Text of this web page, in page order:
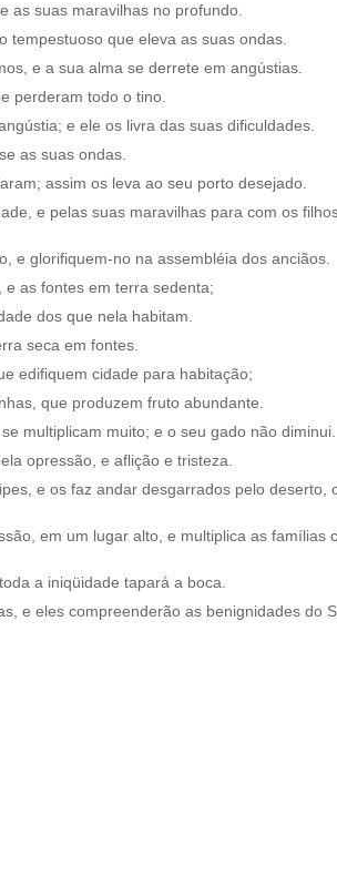
as suas maravilhas no profundo.
tempestuoso que eleva as suas ondas.
e a sua alma se derrete em angústias.
perderam todo o tino.
e ele os livra das suas dificuldades.
as suas ondas.
assim os leva ao seu porto desejado.
e pelas suas maravilhas para com os
e glorifiquem-no na assembléia dos anciãos.
as fontes em terra sedenta;
dos que nela habitam.
seca em fontes.
edifiquem cidade para habitação;
que produzem fruto abundante.
multiplicam muito; e o seu gado não diminui.
opressão, e aflição e tristeza.
e os faz andar desgarrados pelo deserto,
em um lugar alto, e multiplica as famílias
a iniqüidade tapará a boca.
e eles compreenderão as benignidades do